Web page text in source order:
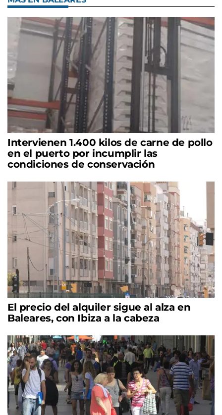
Intervienen 1.400 kilos de carne de pollo
en el puerto por incumplir las
condiciones de conservación
El precio del alquiler sigue al alza en
Baleares, con Ibiza a la cabeza